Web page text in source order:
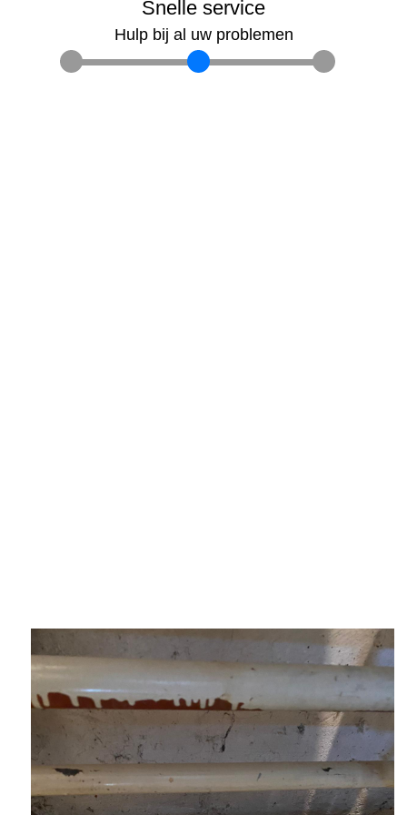
Snelle service
Hulp bij al uw problemen